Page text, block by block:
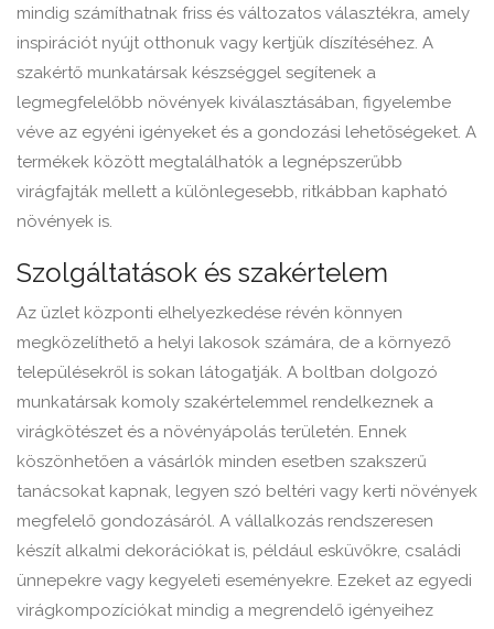
mindig számíthatnak friss és változatos választékra, amely
inspirációt nyújt otthonuk vagy kertjük díszítéséhez. A
szakértő munkatársak készséggel segítenek a
legmegfelelőbb növények kiválasztásában, figyelembe
véve az egyéni igényeket és a gondozási lehetőségeket. A
termékek között megtalálhatók a legnépszerűbb
virágfajták mellett a különlegesebb, ritkábban kapható
növények is.
Szolgáltatások és szakértelem
Az üzlet központi elhelyezkedése révén könnyen
megközelíthető a helyi lakosok számára, de a környező
településekről is sokan látogatják. A boltban dolgozó
munkatársak komoly szakértelemmel rendelkeznek a
virágkötészet és a növényápolás területén. Ennek
köszönhetően a vásárlók minden esetben szakszerű
tanácsokat kapnak, legyen szó beltéri vagy kerti növények
megfelelő gondozásáról. A vállalkozás rendszeresen
készít alkalmi dekorációkat is, például esküvőkre, családi
ünnepekre vagy kegyeleti eseményekre. Ezeket az egyedi
virágkompozíciókat mindig a megrendelő igényeihez